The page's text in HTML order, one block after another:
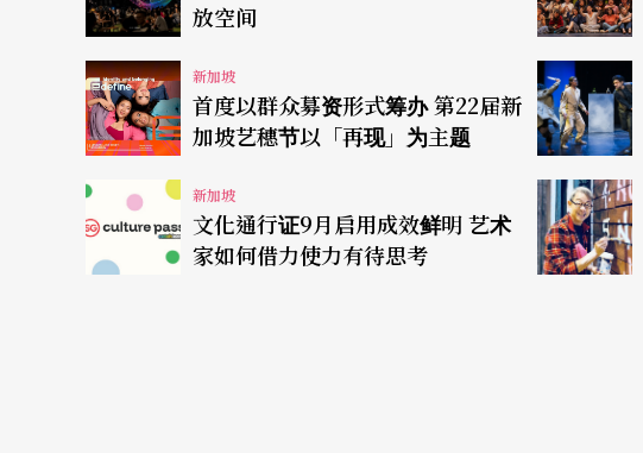
放空间
新加坡
首度以群众募资形式筹办 第22届新
加坡艺穗节以「再现」为主题
新加坡
文化通行证9月启用成效鲜明 艺术
家如何借力使力有待思考